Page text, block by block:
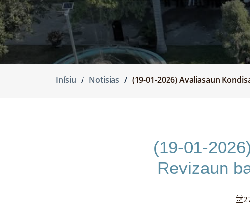
Inísiu Notisias (19-01-2026) Avaliasaun
(19-01-
Revizaun